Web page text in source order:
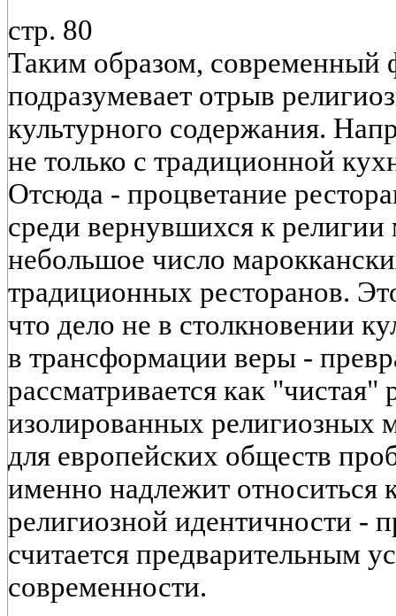
стр. 80
Таким образом, современный
подразумевает отрыв
культурного содержания.
не только с традиционной
Отсюда - процветание
среди вернувшихся к
небольшое число
традиционных ресторанов.
что дело не в столкновении
в трансформации веры -
рассматривается как "чистая"
изолированных религиозных
для европейских обществ
именно надлежит относиться
религиозной идентичности -
считается предварительным
современности.